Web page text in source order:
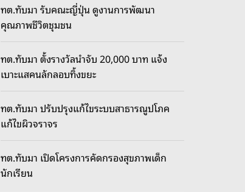
r
e
ทต.ทับมา รับคณะญี่ปุ่น ดูงานการพัฒนา
คุณภาพชีวิตชุมชน
ทต.ทับมา ตั้งรางวัลนำจับ 20,000 บาท แจ้ง
เบาะแสคนลักลอบทิ้งขยะ
ทต.ทับมา ปรับปรุงแก้ไขระบบสาธารณูปโภค
แก้ไขผิวจราจร
ทต.ทับมา เปิดโครงการคัดกรองสุขภาพเด็ก
นักเรียน